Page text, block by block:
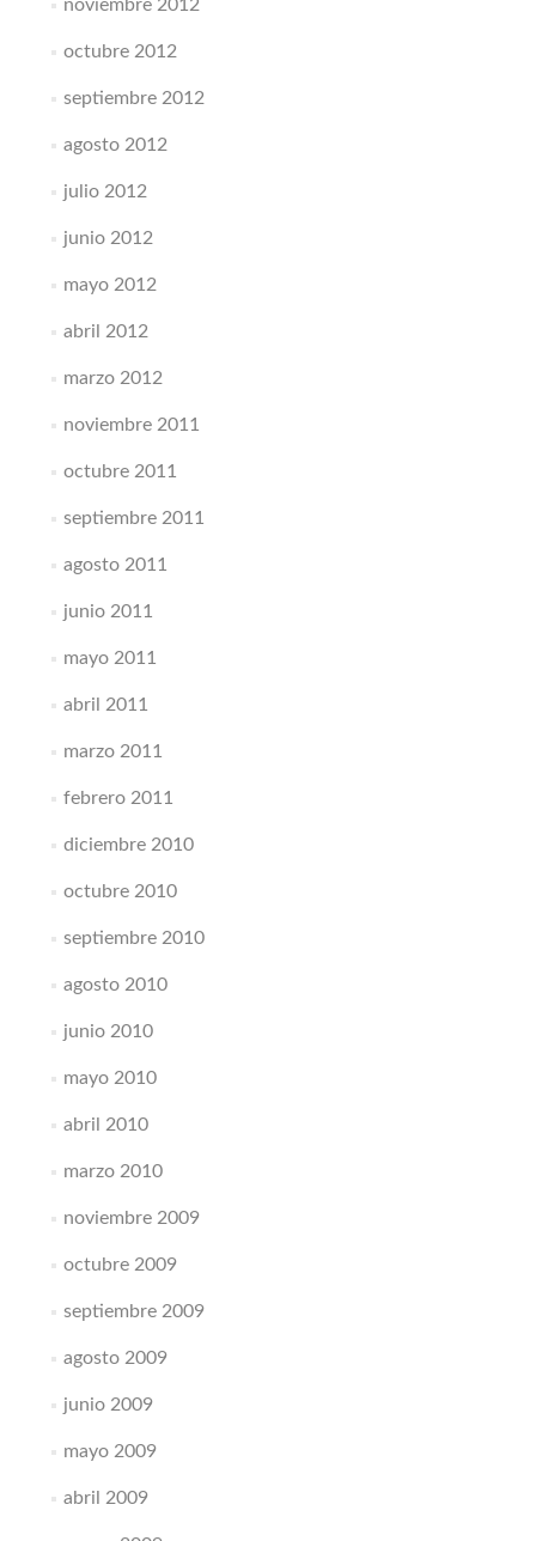
noviembre 2012
octubre 2012
septiembre 2012
agosto 2012
julio 2012
junio 2012
mayo 2012
abril 2012
marzo 2012
noviembre 2011
octubre 2011
septiembre 2011
agosto 2011
junio 2011
mayo 2011
abril 2011
marzo 2011
febrero 2011
diciembre 2010
octubre 2010
septiembre 2010
agosto 2010
junio 2010
mayo 2010
abril 2010
marzo 2010
noviembre 2009
octubre 2009
septiembre 2009
agosto 2009
junio 2009
mayo 2009
abril 2009